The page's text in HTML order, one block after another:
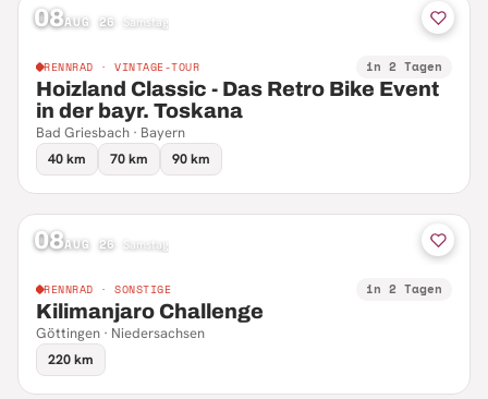
08AUG 26 Samstag
RENNRAD · VINTAGE-TOUR in 2 Tagen
Hoizland Classic - Das Retro Bike Event
in der bayr. Toskana
Bad Griesbach · Bayern
40 km
70 km 90 km
08AUG 26 Samstag
RENNRAD · SONSTIGE in 2 Tagen
Kilimanjaro Challenge
Göttingen · Niedersachsen
220 km